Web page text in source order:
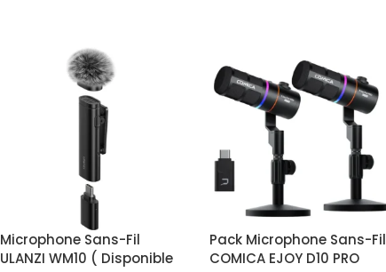
Microphone Sans-Fil
ULANZI WM10 ( Disponible
Pack Microphone Sans-Fil
COMICA EJOY D10 PRO